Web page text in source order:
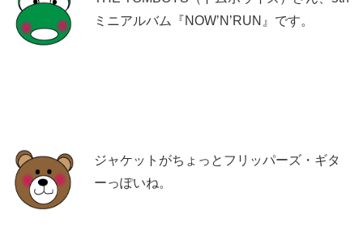
ミニアルバム『NOW’N’RUN』です。
ジャケットがちょっとフリッパーズ・ギタ
ーっぽいね。